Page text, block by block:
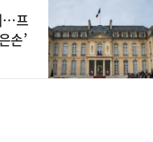
…프
손’